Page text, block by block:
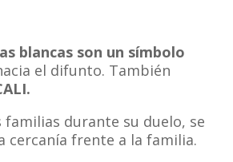
blancas son un símbolo
el difunto. También
familias durante su duelo, se
cercanía frente a la familia.